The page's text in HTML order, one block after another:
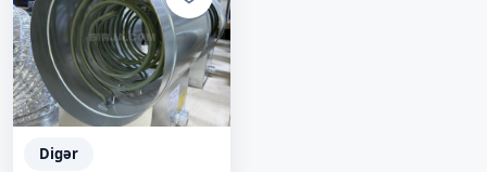
Digər